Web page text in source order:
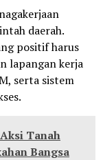
daerah.
positif harus
lapangan kerja
serta sistem
Tanah
Bangsa